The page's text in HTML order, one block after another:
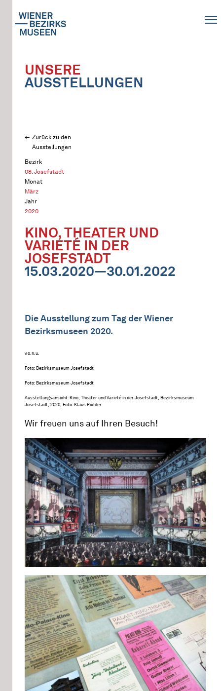
UNSERE
AUSSTELLUNGEN
Zurück zu den
Ausstellungen
Bezirk
08. Josefstadt
Monat
März
Jahr
2020
KINO, THEATER UND
VARIETÉ IN DER
JOSEFSTADT
15.03.2020—30.01.2022
Die Ausstellung zum Tag der Wiener
Bezirksmuseen 2020.
v.o.n.u.
Foto: Bezirksmuseum Josefstadt
Foto: Bezirksmuseum Josefstadt
Ausstellungsansicht: Kino, Theater und Varieté in der Josefstadt, Bezirksmuseum
Josefstadt, 2020, Foto: Klaus Pichler
Wir freuen uns auf Ihren Besuch!